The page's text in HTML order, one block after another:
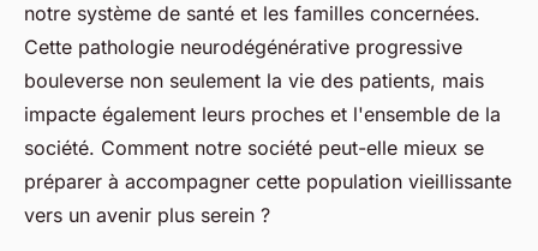
notre système de santé et les familles concernées.
Cette pathologie neurodégénérative progressive
bouleverse non seulement la vie des patients, mais
impacte également leurs proches et l'ensemble de la
société. Comment notre société peut-elle mieux se
préparer à accompagner cette population vieillissante
vers un avenir plus serein ?